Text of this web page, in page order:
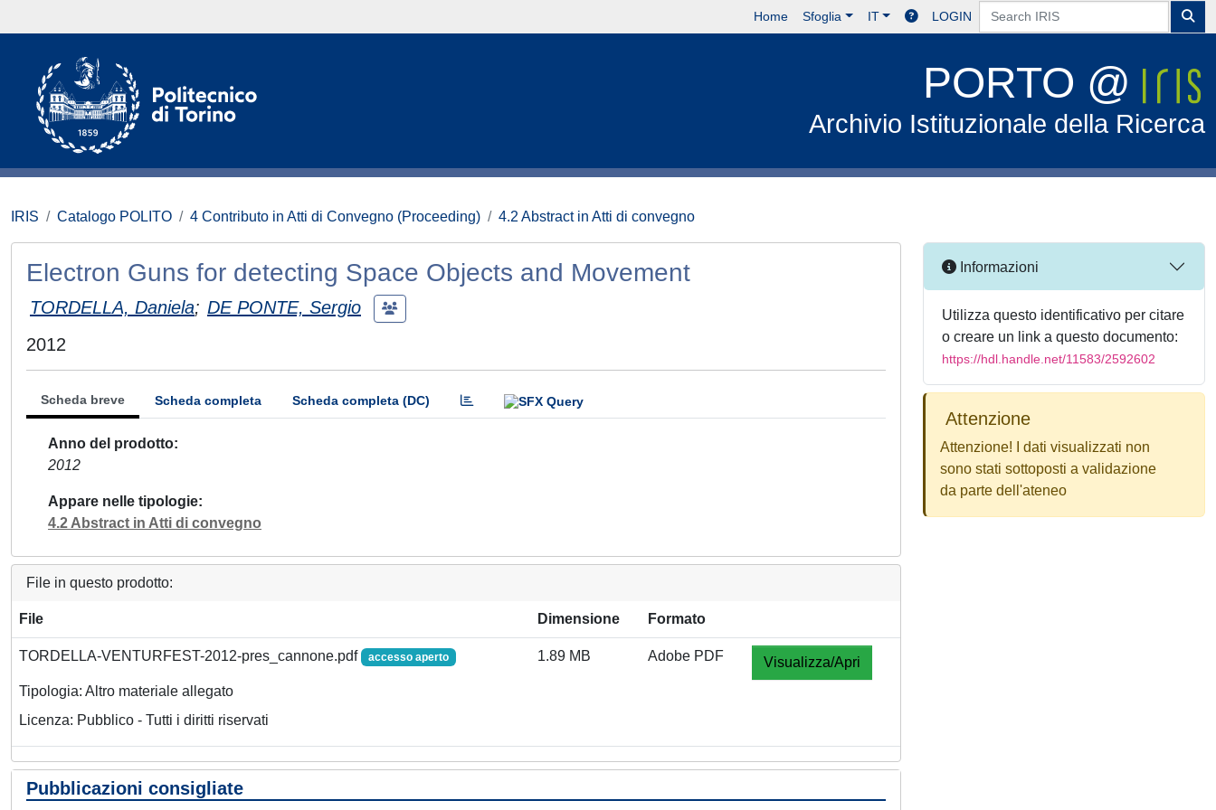
Home Sfoglia IT LOGIN
PORTO @
Archivio Istituzionale della Ricerca
IRIS Catalogo POLITO 4 Contributo in Atti di Convegno (Proceeding) 4.2 Abstract in Atti di convegno
Electron Guns for detecting Space Objects and Movement
TORDELLA, Daniela; DE PONTE, Sergio
2012
Scheda breve Scheda completa Scheda completa (DC)
Anno del prodotto
2012
Appare nelle tipologie
4.2 Abstract in Atti di convegno
File in questo prodotto:
File Dimensione Formato
TORDELLA-VENTURFEST-2012-pres_cannone.pdf accesso aperto
Tipologia: Altro materiale allegato
Licenza: Pubblico - Tutti i diritti riservati
1.89 MB Adobe PDF Visualizza/Apri
Pubblicazioni consigliate
Informazioni
Utilizza questo identificativo per citare
o creare un link a questo documento:
https://hdl.handle.net/11583/2592602
Attenzione
Attenzione! I dati visualizzati non
sono stati sottoposti a validazione
da parte dell'ateneo